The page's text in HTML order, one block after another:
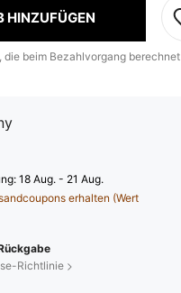
HINZUFÜGEN
die beim Bezahlvorgang berechnet
18 Aug. - 21 Aug.
erhalten (Wert
Richtlinie